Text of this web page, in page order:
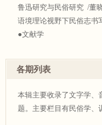
独特，对于跨
鲁迅研究与民俗研究 /董
语境理论视野下民俗志
●文献学
罗常培未刊稿及其价值 /
论时令类典籍的目录学流
各期列表
本辑主要收录了文字学、
题。主要栏目有民俗学、